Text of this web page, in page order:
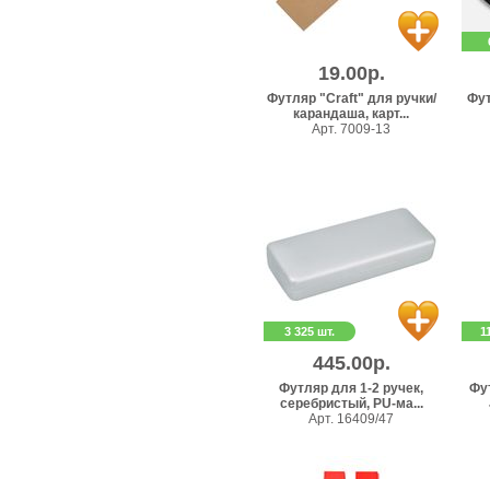
19.00р.
Футляр "Craft" для ручки/
карандаша, карт...
Арт. 7009-13
3 325 шт.
445.00р.
Футляр для 1-2 ручек,
серебристый, PU-ма...
Арт. 16409/47